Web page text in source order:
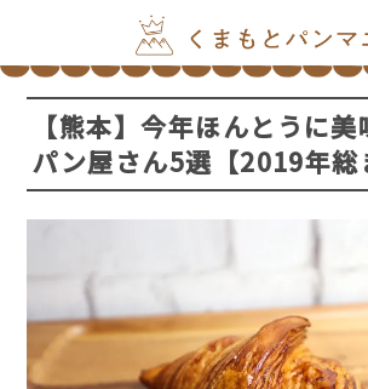
【熊本】今年ほんとうに
パン屋さん5選【2019年総